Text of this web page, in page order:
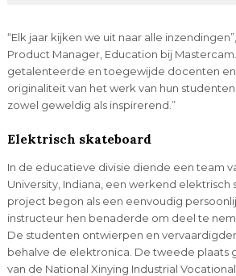
“Elk jaar kijken we uit naar alle
Product Manager, Education bij Mastercam.
getalenteerde en toegewijde docenten
originaliteit van het werk van hun
zowel geweldig als inspirerend.”
Elektrisch skateboard
In de educatieve divisie diende een team
University, Indiana, een werkend elektrisch
project begon als een eenvoudig
instructeur hen benaderde om deel te
De studenten ontwierpen en
behalve de elektronica. De tweede plaats
van de National Xinying Industrial